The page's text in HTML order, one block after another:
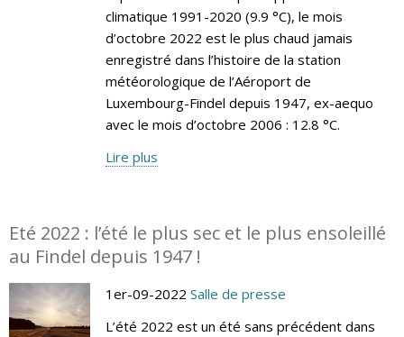
climatique 1991-2020 (9.9 °C), le mois
d’octobre 2022 est le plus chaud jamais
enregistré dans l’histoire de la station
météorologique de l’Aéroport de
Luxembourg-Findel depuis 1947, ex-aequo
avec le mois d’octobre 2006 : 12.8 °C.
Lire plus
Eté 2022 : l’été le plus sec et le plus ensoleillé
au Findel depuis 1947 !
1er-09-2022 Salle de presse
L’été 2022 est un été sans précédent dans